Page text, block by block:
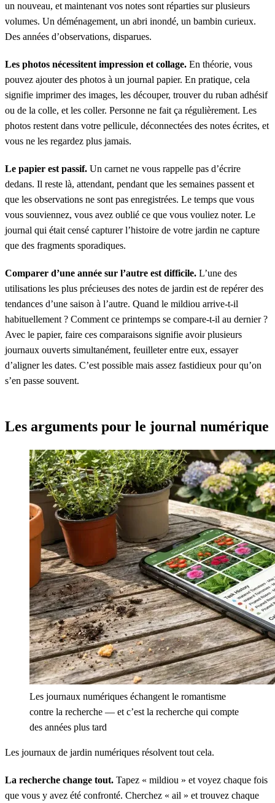
un nouveau, et maintenant vos notes sont réparties sur plusieurs
volumes. Un déménagement, un abri inondé, un bambin curieux.
Des années d’observations, disparues.
Les photos nécessitent impression et collage. En théorie, vous
pouvez ajouter des photos à un journal papier. En pratique, cela
signifie imprimer des images, les découper, trouver du ruban adhésif
ou de la colle, et les coller. Personne ne fait ça régulièrement. Les
photos restent dans votre pellicule, déconnectées des notes écrites, et
vous ne les regardez plus jamais.
Le papier est passif. Un carnet ne vous rappelle pas d’écrire
dedans. Il reste là, attendant, pendant que les semaines passent et
que les observations ne sont pas enregistrées. Le temps que vous
vous souviennez, vous avez oublié ce que vous vouliez noter. Le
journal qui était censé capturer l’histoire de votre jardin ne capture
que des fragments sporadiques.
Comparer d’une année sur l’autre est difficile. L’une des
utilisations les plus précieuses des notes de jardin est de repérer des
tendances d’une saison à l’autre. Quand le mildiou arrive-t-il
habituellement ? Comment ce printemps se compare-t-il au dernier ?
Avec le papier, faire ces comparaisons signifie avoir plusieurs
journaux ouverts simultanément, feuilleter entre eux, essayer
d’aligner les dates. C’est possible mais assez fastidieux pour qu’on
s’en passe souvent.
Les arguments pour le journal numérique
Les journaux numériques échangent le romantisme
contre la recherche — et c’est la recherche qui compte
des années plus tard
Les journaux de jardin numériques résolvent tout cela.
La recherche change tout. Tapez « mildiou » et voyez chaque fois
que vous y avez été confronté. Cherchez « ail » et trouvez chaque